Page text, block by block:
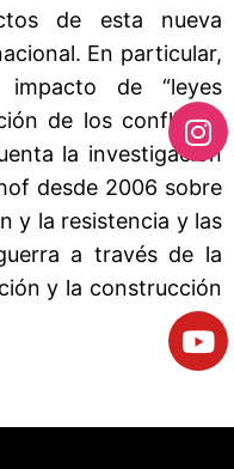
de esta nueva
En particular,
de “leyes
de los conflictos
la investigación
desde 2006 sobre
y la resistencia y las
a través de la
y la construcción